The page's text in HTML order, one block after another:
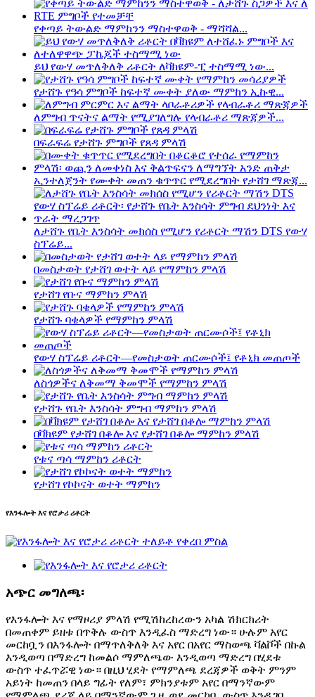
የቀጣይ ትውልድ ማምከንን ማስተዋወቅ - ማሻሻል...
ይህ የውሃ መጥለቅለቅ ሪቶርት ለቫክዩም-ፒ ተስማሚ ነው...
የታሸጉ የዓሳ ምግቦች ከፍተኛ ሙቀት ያለው ማምከን ኢኩዊ...
ለምግብ ጥናትና ልማት የሚያገለግሉ የላብራቶሪ ማጽጃዎች...
በፍራፍሬ የታሸጉ ምግቦች የጸዳ ምላሽ
ኢንተለጀንት የሙቀት መጠን ቁጥጥር የሚደረግበት የታሸገ ማጽጃ...
ለታሸጉ የቤት እንስሳት መክሰስ የሚሆን የሪቶርት ማሽን DTS የውሃ
ስፕሬይ...
በመስታወት የታሸገ ወተት ላይ የማምከን ምላሽ
የታሸገ የቡና ማምከን ምላሽ
የታሸጉ ባቄላዎች የማምከን ምላሽ
የውሃ ስፕሬይ ሪቶርት—የመስታወት ጠርሙሶች፤ የቶኒክ መጠጦች
ለስጎዎችና ለቅመማ ቅመሞች የማምከን ምላሽ
የታሸጉ የቤት እንስሳት ምግብ ማምከን ምላሽ
በቫክዩም የታሸገ በቆሎ እና የታሸገ በቆሎ ማምከን ምላሽ
የቱና ጣሳ ማምከን ሪቶርት
የታሸገ የኮኮናት ወተት ማምከን
የእንፋሎት እና የሮታሪ ሪቶርት
አጭር መግለጫ፡
የእንፋሎት እና የማዞሪያ ምላሽ የሚሽከረከረውን አካል ሽክርክሪት
በመጠቀም ይዘቱ በጥቅሉ ውስጥ እንዲፈስ ማድረግ ነው። ሁሉም አየር
መርከቧን በእንፋሎት በማጥለቅለቅ እና አየር በአየር ማስወጫ ቫልቮች በኩል
እንዲወጣ በማድረግ ከመልሶ ማምለጫው እንዲወጣ ማድረግ በሂደቱ
ውስጥ ተፈጥሯዊ ነው። በዚህ ሂደት የማምለጫ ደረጃዎች ወቅት ምንም
አይነት ከመጠን በላይ ግፊት የለም፣ ምክንያቱም አየር በማንኛውም